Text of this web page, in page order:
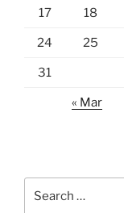
17 18
24 25
31
« Mar